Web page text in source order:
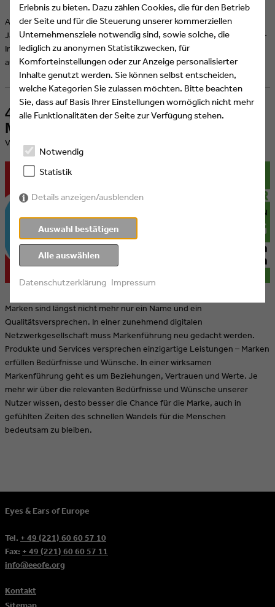
Anselm Kreuzer, promovierter Musikwissenschaftler, ist seit 20
Jahren als Auftragskomponist für Film und Fernsehen tätig. Er ist Mit-
Inhaber der Music Library Music Sculptor und langjähriger Dozent für
audiovisuelle Musik und Sounddesign an Medien-Hochschulen.
4 Dinge, die Sie noch über digitale
Markenführung lernen können
​Veröffentlicht am 18.03.2019 von Eyes & Ears of Europe
Marken sind längst nicht mehr nur ein Name und ein
Qualitätsversprechen. In einer zunehmend digitalen
Netzwerkgesellschaft muss Markenführung neu gedacht werden.
Produkte und Services versprechen einzigartige Leistungen – Marken
erfüllen Bedürfnisse und Wünsche. In einer wirksamen
Markenführung geht es um Beziehungen, Vertrauen und Werte. Je
mehr wir über die relevanten Bedürfnisse und Wünsche unserer
Nutzer wissen, desto besser die Chance für die Marke, auch in
gefühlten Zeiten des schnellen Wandels für die Menschen
bedeutsam zu bleiben.
Eyes & Ears of Europe
Tel. + 49 (221) 60 60 57 10
Fax: + 49 (221) 60 60 57 11
info@eeofe.org
Kontakt
Erlebnis zu bieten. Dazu zählen Cookies, die für den Betrieb
der Seite und für die Steuerung unserer kommerziellen
Unternehmensziele notwendig sind, sowie solche, die
lediglich zu anonymen Statistikzwecken, für
Komforteinstellungen oder zur Anzeige personalisierter
Inhalte genutzt werden. Sie können selbst entscheiden,
welche Kategorien Sie zulassen möchten. Bitte beachten
Sie, dass auf Basis Ihrer Einstellungen womöglich nicht mehr
alle Funktionalitäten der Seite zur Verfügung stehen.
Notwendig
Statistik
Details anzeigen/ausblenden
Auswahl bestätigen
Alle auswählen
Datenschutzerklärung Impressum